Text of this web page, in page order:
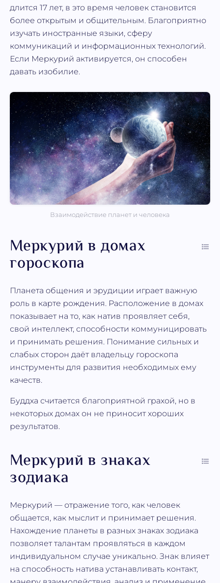
длится 17 лет, в это время человек становится
более открытым и общительным. Благоприятно
изучать иностранные языки, сферу
коммуникаций и информационных технологий.
Если Меркурий активируется, он способен
давать изобилие.
Взаимодействие планет и человека
Меркурий в домах
гороскопа
Планета общения и эрудиции играет важную
роль в карте рождения. Расположение в домах
показывает на то, как натив проявляет себя,
свой интеллект, способности коммуницировать
и принимать решения. Понимание сильных и
слабых сторон даёт владельцу гороскопа
инструменты для развития необходимых ему
качеств.
Буддха считается благоприятной грахой, но в
некоторых домах он не приносит хороших
результатов.
Меркурий в знаках
зодиака
Меркурий — отражение того, как человек
общается, как мыслит и принимает решения.
Нахождение планеты в разных знаках зодиака
позволяет талантам проявляться в каждом
индивидуальном случае уникально. Знак влияет
на способность натива устанавливать контакт,